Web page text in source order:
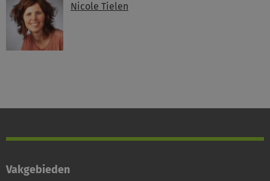
Nicole Tielen
Vakgebieden